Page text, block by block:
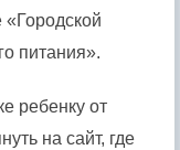
питания».
ребенку от
на сайт, где